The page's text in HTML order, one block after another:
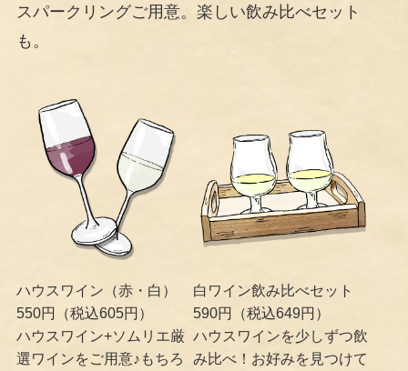
スパークリングご用意。楽しい飲み比べセット
も。
ハウスワイン（赤・白）
550円（税込605円）
ハウスワイン+ソムリエ厳
選ワインをご用意♪もちろ
白ワイン飲み比べセット
590円（税込649円）
ハウスワインを少しずつ飲
み比べ！お好みを見つけて